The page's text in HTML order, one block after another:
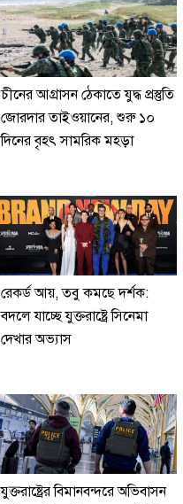
চীনের আগ্রাসন ঠেকাতে যুদ্ধ প্রস্তুতি
জোরদার তাইওয়ানের, শুরু ১০
দিনের বৃহৎ সামরিক মহড়া
রেকর্ড আয়, তবু কমছে দর্শক:
বদলে যাচ্ছে যুক্তরাষ্ট্রে সিনেমা
দেখার অভ্যাস
যুক্তরাষ্ট্রের বিমানবন্দরে অভিবাসন